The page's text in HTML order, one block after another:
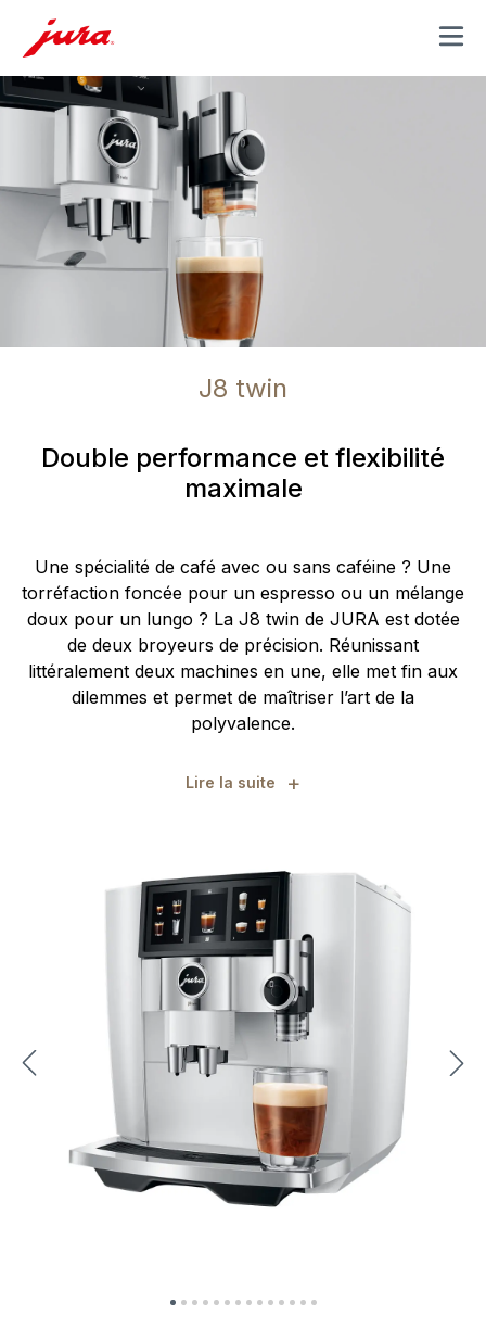
MENU
J8 twin
Double performance et flexibilité
maximale
Une spécialité de café avec ou sans caféine ? Une
torréfaction foncée pour un espresso ou un mélange
doux pour un lungo ? La J8 twin de JURA est dotée
de deux broyeurs de précision. Réunissant
littéralement deux machines en une, elle met fin aux
dilemmes et permet de maîtriser l’art de la
polyvalence.
Lire la suite +